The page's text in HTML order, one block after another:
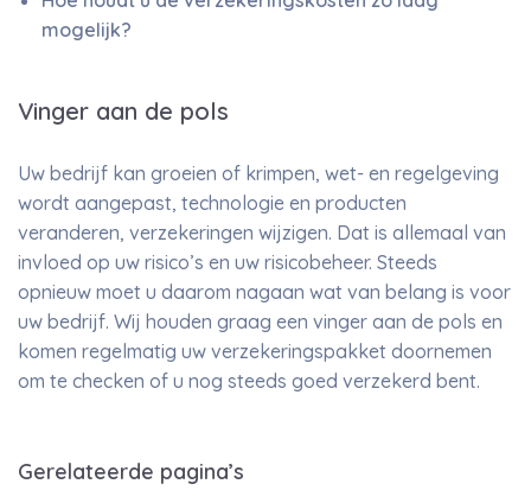
mogelijk?
Vinger aan de pols
Uw bedrijf kan groeien of krimpen, wet- en regelgeving
wordt aangepast, technologie en producten
veranderen, verzekeringen wijzigen. Dat is allemaal van
invloed op uw risico’s en uw risicobeheer. Steeds
opnieuw moet u daarom nagaan wat van belang is voor
uw bedrijf. Wij houden graag een vinger aan de pols en
komen regelmatig uw verzekeringspakket doornemen
om te checken of u nog steeds goed verzekerd bent.
Gerelateerde pagina’s